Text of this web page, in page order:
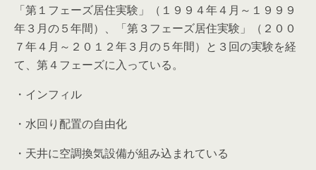
「第１フェーズ居住実験」（１９９４年４月～１９９９
年３月の５年間）、「第３フェーズ居住実験」（２００
７年４月～２０１２年３月の５年間）と３回の実験を経
て、第４フェーズに入っている。
・インフィル
・水回り配置の自由化
・天井に空調換気設備が組み込まれている